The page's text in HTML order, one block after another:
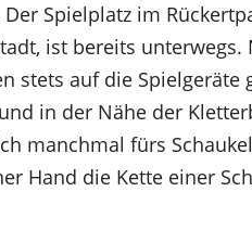
Spielplatz im
ist bereits
stets auf die
in der Nähe der
manchmal fürs
Hand die Kette einer